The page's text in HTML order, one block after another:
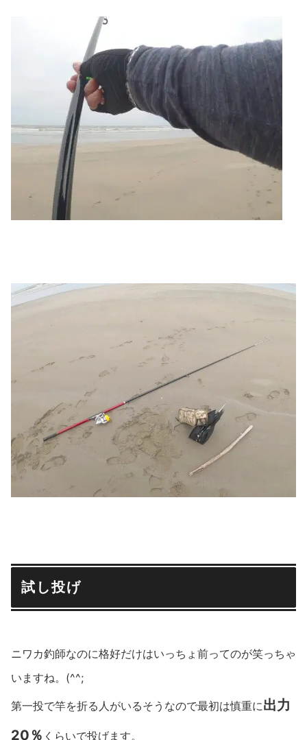
試し投げ
ニワカ釣師なのに格好だけはいっちょ前ってのが笑っちゃ
いますね。(^^;
第一投で竿を折る人がいるそうなので最初は慎重に出力
20％ くらいで投げます。